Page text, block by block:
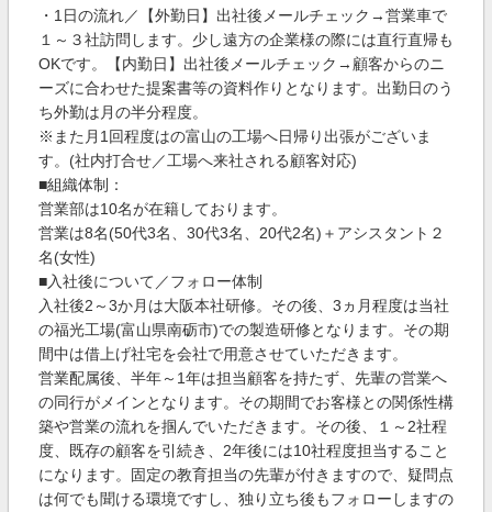
・1日の流れ／【外勤日】出社後メールチェック→営業車で
１～３社訪問します。少し遠方の企業様の際には直行直帰も
OKです。【内勤日】出社後メールチェック→顧客からのニ
ーズに合わせた提案書等の資料作りとなります。出勤日のう
ち外勤は月の半分程度。
※また月1回程度はの富山の工場へ日帰り出張がございま
す。(社内打合せ／工場へ来社される顧客対応)
■組織体制：
営業部は10名が在籍しております。
営業は8名(50代3名、30代3名、20代2名)＋アシスタント２
名(女性)
■入社後について／フォロー体制
入社後2～3か月は大阪本社研修。その後、3ヵ月程度は当社
の福光工場(富山県南砺市)での製造研修となります。その期
間中は借上げ社宅を会社で用意させていただきます。
営業配属後、半年～1年は担当顧客を持たず、先輩の営業へ
の同行がメインとなります。その期間でお客様との関係性構
築や営業の流れを掴んでいただきます。その後、１～2社程
度、既存の顧客を引続き、2年後には10社程度担当すること
になります。固定の教育担当の先輩が付きますので、疑問点
は何でも聞ける環境ですし、独り立ち後もフォローしますの